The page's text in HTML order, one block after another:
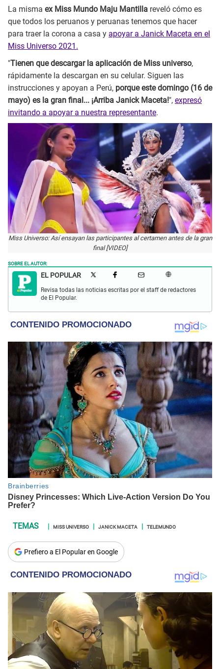
La misma ex Miss Mundo Maju Mantilla reveló cómo es
que todos los peruanos y peruanas tenemos que hacer
para traer la corona a casa y apoyar a Janick Maceta en el
Miss Universo 2021.
"Tienen que descargar la aplicación de Miss universo,
rápidamente la descargan en su celular. Siguen las
instrucciones y apoyan a Perú, porque este domingo (16 de
mayo) es la gran final... ¡Arriba Janick Maceta!", expresó
invitando a apoyar a nuestra representante.
Miss Universo: Así ensayan las participantes al certamen antes de la gran
final [VIDEO]
SOBRE EL AUTOR:
EL POPULAR
Revisa todas las noticias escritas por el staff de redactores
de El Popular.
MISS UNIVERSO JANICK MACETA TELEMUNDO
Prefiero a El Popular en Google